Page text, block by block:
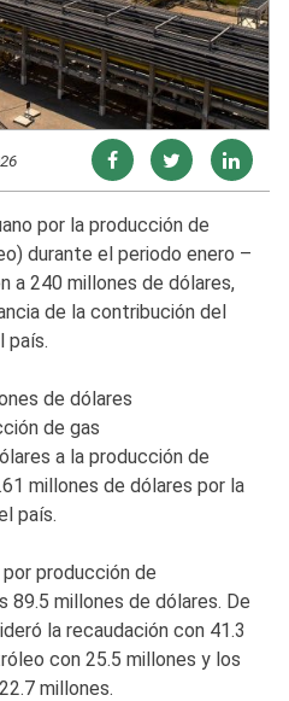
por la producción de
durante el periodo enero –
a 240 millones de dólares,
de la contribución del
país.
de dólares
de gas
a la producción de
millones de dólares por la
país.
producción de
89.5 millones de dólares. De
la recaudación con 41.3
con 25.5 millones y los
millones.